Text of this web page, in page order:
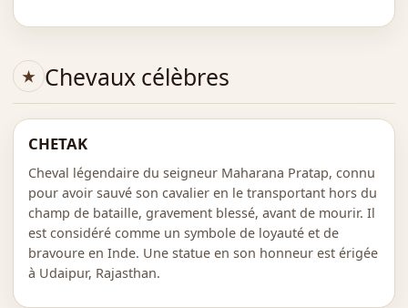
Chevaux célèbres
CHETAK
Cheval légendaire du seigneur Maharana Pratap, connu
pour avoir sauvé son cavalier en le transportant hors du
champ de bataille, gravement blessé, avant de mourir. Il
est considéré comme un symbole de loyauté et de
bravoure en Inde. Une statue en son honneur est érigée
à Udaipur, Rajasthan.